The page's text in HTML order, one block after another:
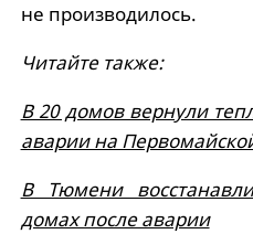
не производилось.
Читайте также:
В 20 домов вернули
аварии на
В Тюмени
домах после аварии